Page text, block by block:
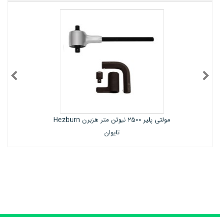
مولتی پلیر 10000 نیوتن متر هزبرن Hezburn
تایوان